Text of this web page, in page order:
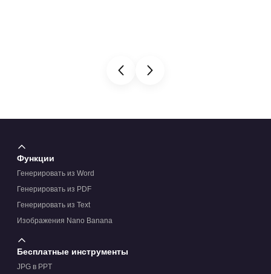
Функции
Генерировать из Word
Генерировать из PDF
Генерировать из Text
Изображения Nano Banana
Бесплатные инструменты
JPG в PPT